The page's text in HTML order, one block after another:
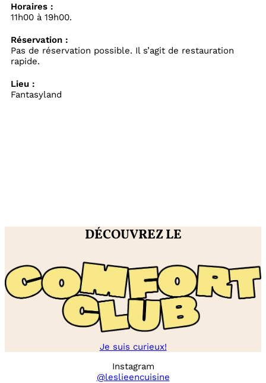
Horaires :
11h00 à 19h00.
Réservation :
Pas de réservation possible. Il s’agit de restauration
rapide.
Lieu :
Fantasyland
DÉCOUVREZ LE
Je suis curieux!
Instagram
@leslieencuisine